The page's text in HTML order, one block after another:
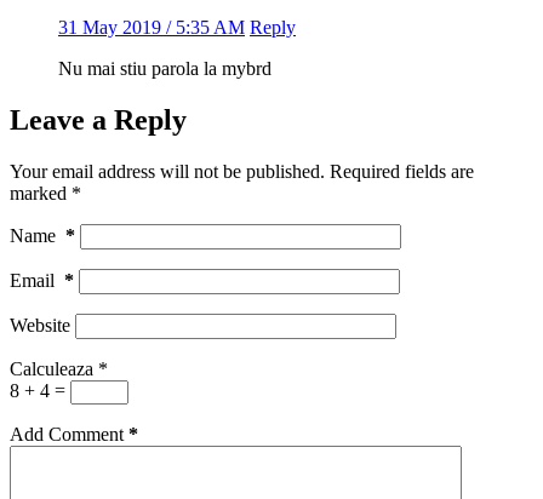
31 May 2019 / 5:35 AM Reply
Nu mai stiu parola la mybrd
Leave a Reply
Your email address will not be published. Required fields are
marked *
Name *
Email *
Website
Calculeaza *
8 + 4 =
Add Comment *